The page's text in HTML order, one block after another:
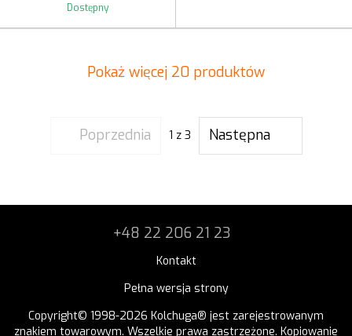
Dostępny
Pokaż więcej 20 produktów
Poprzednia 1 z 3 Następna
+48 22 206 21 23
Kontakt
Pełna wersja strony
Copyright© 1998-2026 Kolchuga® jest zarejestrowanym
znakiem towarowym. Wszelkie prawa zastrzeżone. Kopiowanie